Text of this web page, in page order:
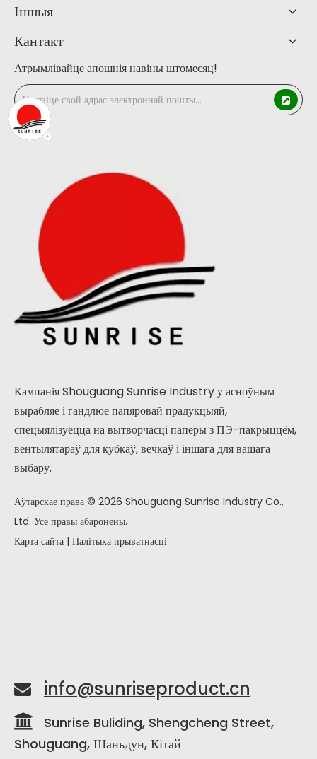
Іншыя
Кантакт
Атрымлівайце апошнія навіны штомесяц!
Кампанія Shouguang Sunrise Industry у асноўным
вырабляе і гандлюе папяровай прадукцыяй,
спецыялізуецца на вытворчасці паперы з ПЭ-пакрыццём,
вентылятараў для кубкаў, вечкаў і іншага для вашага
выбару.
Аўтарскае права © 2026 Shouguang Sunrise Industry Co.,
Ltd. Усе правы абаронены.
Карта сайта | Палітыка прыватнасці
 info@sunriseproduct.cn
 Sunrise Buliding, Shengcheng Street,
Shouguang, Шаньдун, Кітай